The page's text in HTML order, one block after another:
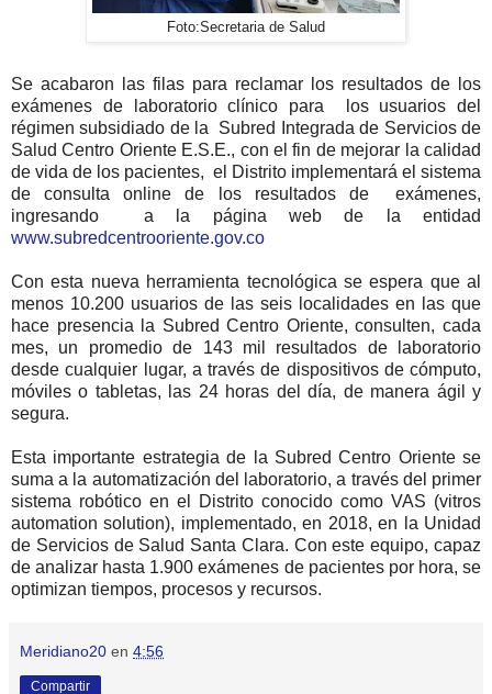
Foto:Secretaria de Salud
Se acabaron las filas para reclamar los resultados de los
exámenes de laboratorio clínico para
los usuarios del
régimen subsidiado de la
Subred Integrada de Servicios de
Salud Centro Oriente E.S.E., con el fin de mejorar la calidad
de vida de los pacientes, el Distrito implementará el sistema
de consulta online de los resultados de
exámenes,
ingresando
a la página web de la entidad
www.subredcentrooriente.gov.co
Con esta nueva herramienta tecnológica se espera que al
menos 10.200 usuarios de las seis localidades en las que
hace presencia la Subred Centro Oriente, consulten, cada
mes, un promedio de 143 mil resultados de laboratorio
desde cualquier lugar, a través de dispositivos de cómputo,
móviles o tabletas, las 24 horas del día, de manera ágil y
segura.
Esta importante estrategia de la Subred Centro Oriente se
suma a la automatización del laboratorio, a través del primer
sistema robótico en el Distrito conocido como VAS (vitros
automation solution), implementado, en 2018, en la Unidad
de Servicios de Salud Santa Clara. Con este equipo, capaz
de analizar hasta 1.900 exámenes de pacientes por hora, se
optimizan tiempos, procesos y recursos.
Meridiano20 en 4:56
Compartir